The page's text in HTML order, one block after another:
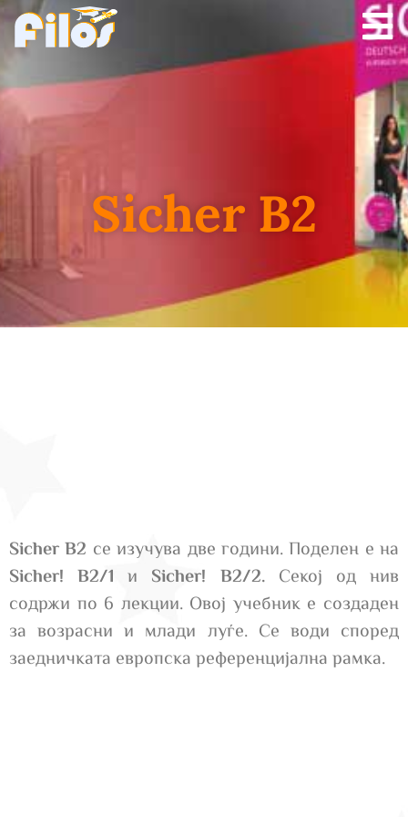
Sicher B2
Sicher B2 се изучува две години. Поделен е на
Sicher! B2/1 и Sicher! B2/2.Секој од нив
содржи по 6 лекции. Овој учебник е создаден
за возрасни и млади луѓе. Се води според
заедничката европска референцијална рамка.